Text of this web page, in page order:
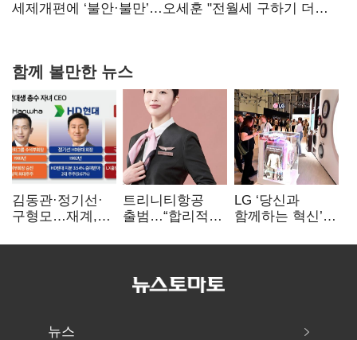
대전’
세제개편에 ‘불안·불만’…오세훈 "전월세 구하기 더
함께 볼만한 뉴스
김동관·정기선·
구형모…재계,
전성시대
트리니티항공
출범…“합리적
서비스로 승부”
LG ‘당신과
함께하는 혁신’…
홈’ 비전 공개
뉴스